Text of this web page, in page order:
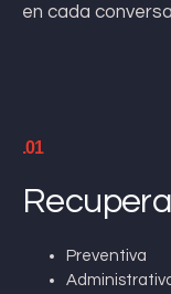
en cada
.01
Preventiva